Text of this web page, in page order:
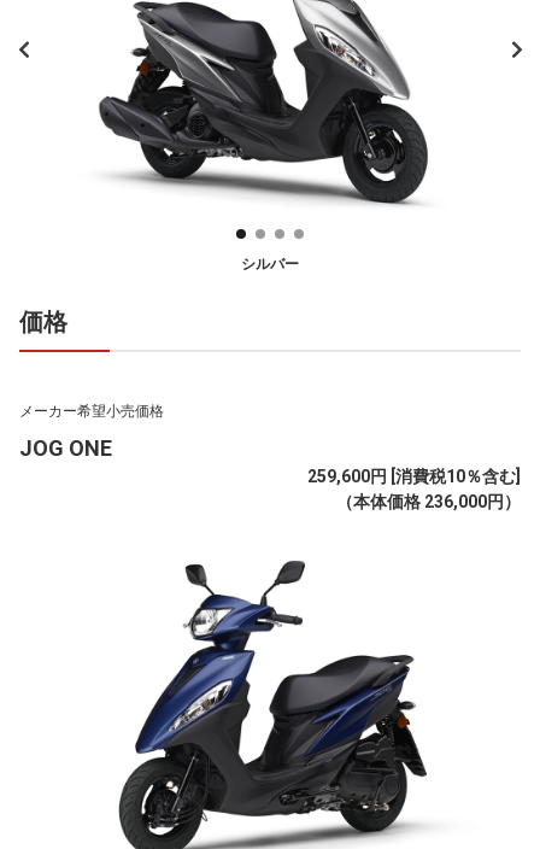
シルバー
価格
メーカー希望小売価格
JOG ONE
259,600円 [消費税10％含む]
（本体価格 236,000円）